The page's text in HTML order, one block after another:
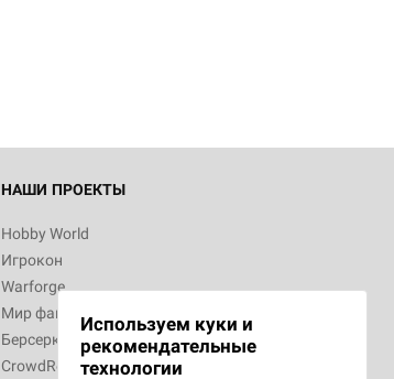
НАШИ ПРОЕКТЫ
Hobby World
Игрокон
Warforge
Мир фантастики
Берсерк
CrowdRepublic
Используем куки и
рекомендательные
технологии